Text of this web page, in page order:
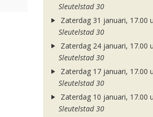
Sleutelstad 30
Zaterdag 31 januari, 17.00
Sleutelstad 30
Zaterdag 24 januari, 17.00
Sleutelstad 30
Zaterdag 17 januari, 17.00
Sleutelstad 30
Zaterdag 10 januari, 17.00
Sleutelstad 30